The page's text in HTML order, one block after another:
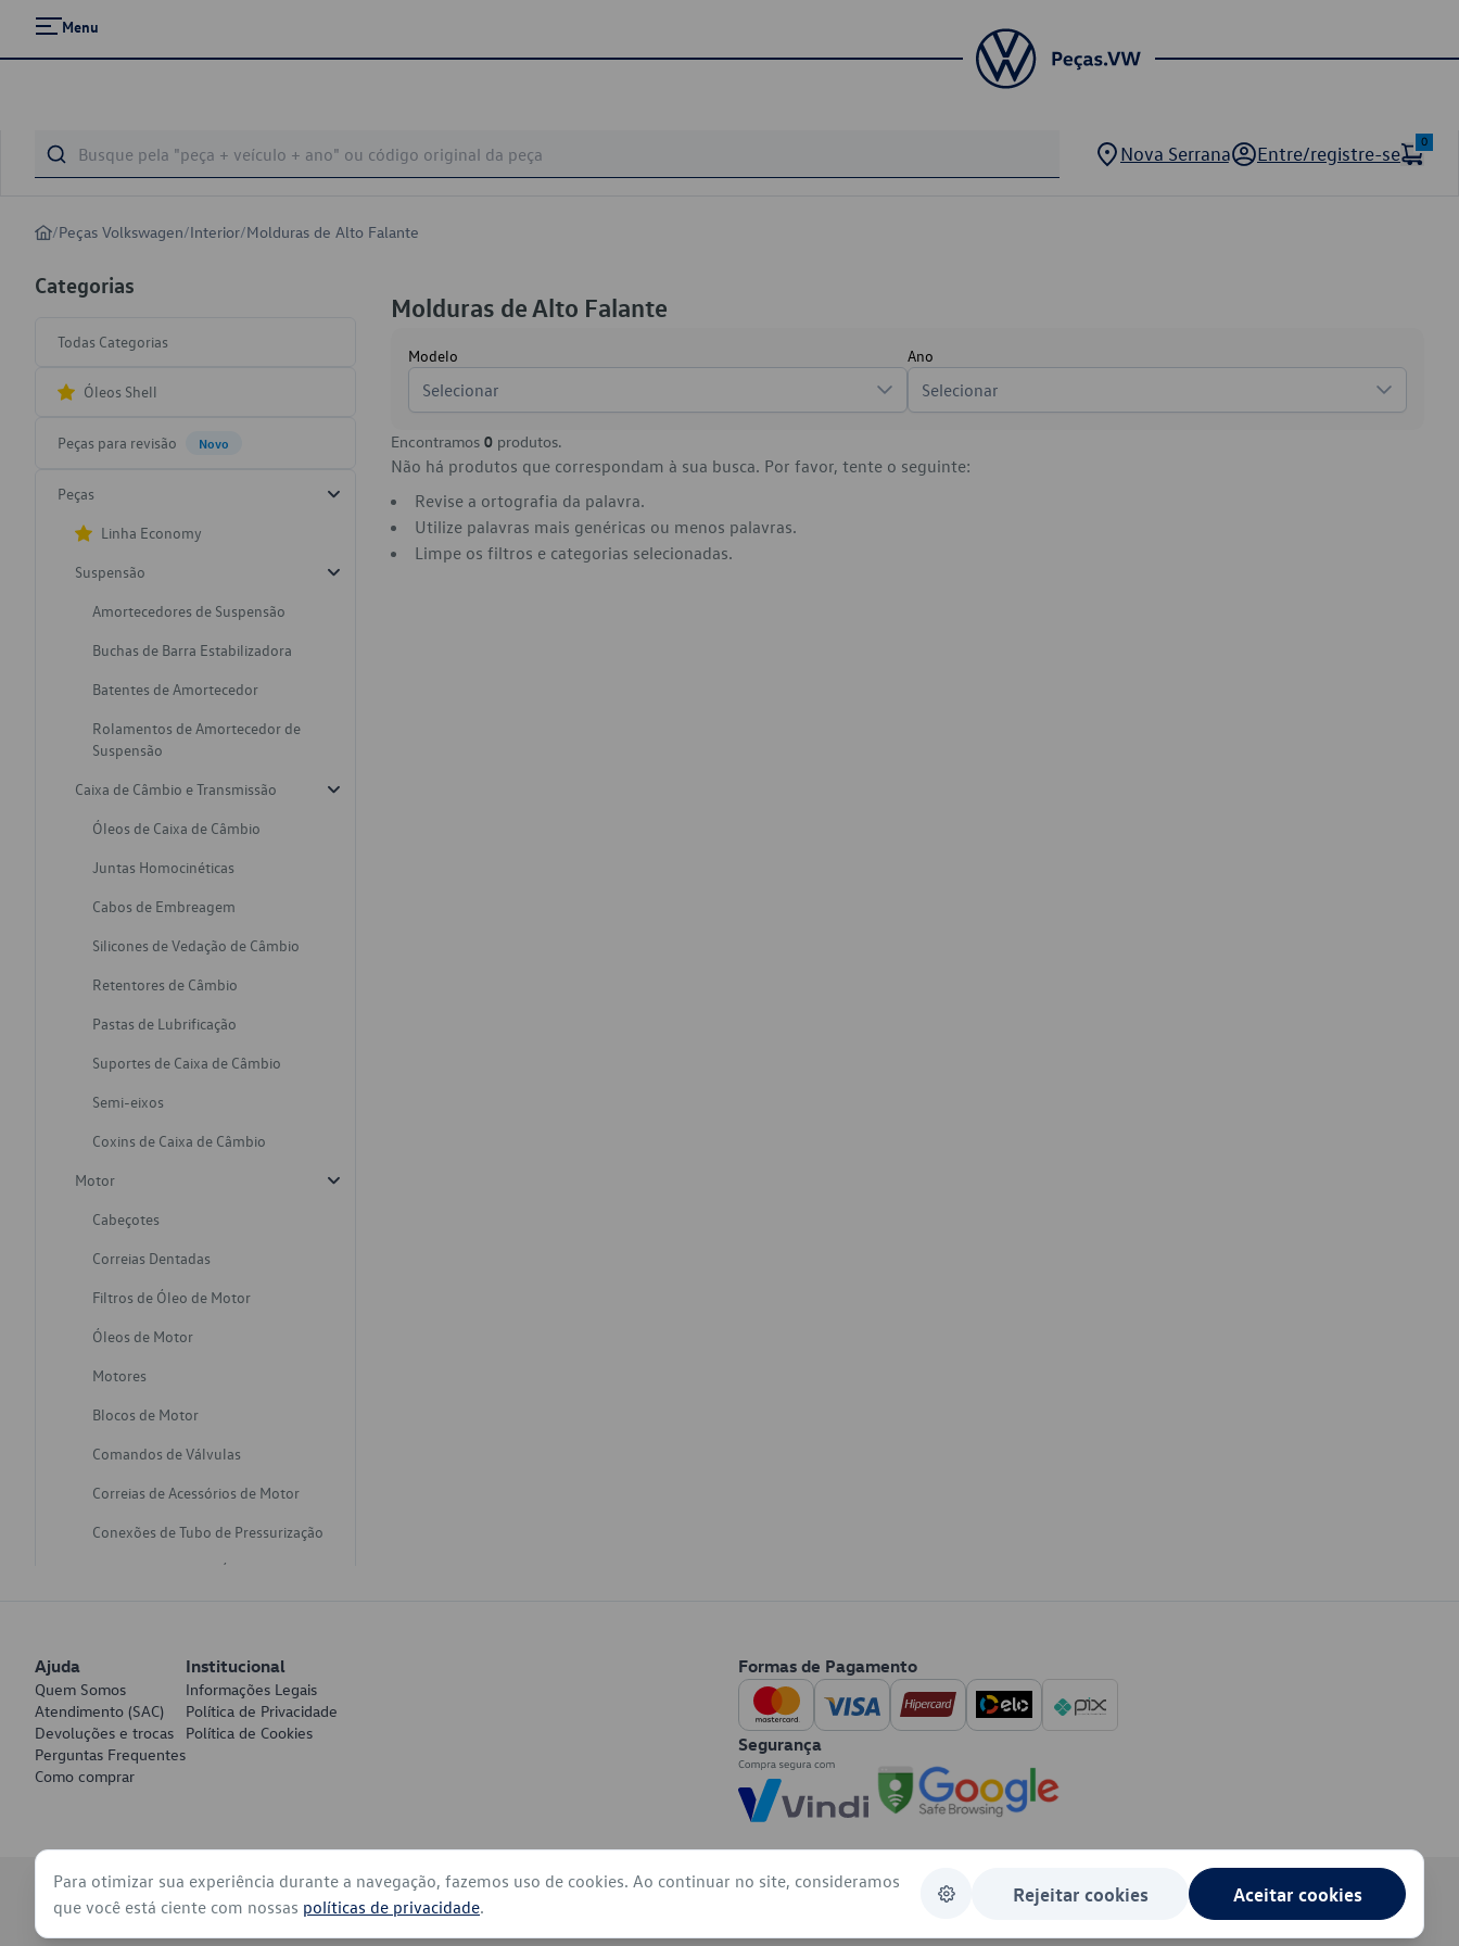
Menu
Nova Serrana Entre/registre-se
0
/Peças Volkswagen/Interior/Molduras de Alto Falante
Categorias
Todas Categorias
Óleos Shell
Peças para revisão Novo
Peças
Linha Economy
Suspensão
Amortecedores de Suspensão
Buchas de Barra Estabilizadora
Batentes de Amortecedor
Rolamentos de Amortecedor de
Suspensão
Caixa de Câmbio e Transmissão
Óleos de Caixa de Câmbio
Juntas Homocinéticas
Cabos de Embreagem
Silicones de Vedação de Câmbio
Retentores de Câmbio
Pastas de Lubrificação
Suportes de Caixa de Câmbio
Semi-eixos
Coxins de Caixa de Câmbio
Motor
Cabeçotes
Correias Dentadas
Filtros de Óleo de Motor
Óleos de Motor
Motores
Blocos de Motor
Comandos de Válvulas
Correias de Acessórios de Motor
Conexões de Tubo de Pressurização
Varetas de Nivel de Óleo
Discos de Freio
Juntas de Bomba de Vácuo
Mangueiras de Vácuo de Servo
Pratos de Disco de Freio
Travas de Pastilha de Freio
Molduras de Alto Falante
Modelo
Selecionar
Ano
Selecionar
Encontramos 0 produtos.
Não há produtos que correspondam à sua busca. Por favor, tente o seguinte:
Revise a ortografia da palavra.
Utilize palavras mais genéricas ou menos palavras.
Limpe os filtros e categorias selecionadas.
Ajuda
Quem Somos
Atendimento (SAC)
Devoluções e trocas
Perguntas Frequentes
Como comprar
Institucional
Informações Legais
Política de Privacidade
Política de Cookies
Formas de Pagamento
Segurança
© 2026 - Volkswagen do Brasil - Todos os direitos reservados
Para otimizar sua experiência durante a navegação, fazemos uso de cookies. Ao continuar no site, consideramos
que você está ciente com nossas políticas de privacidade.
Rejeitar cookies Aceitar cookies